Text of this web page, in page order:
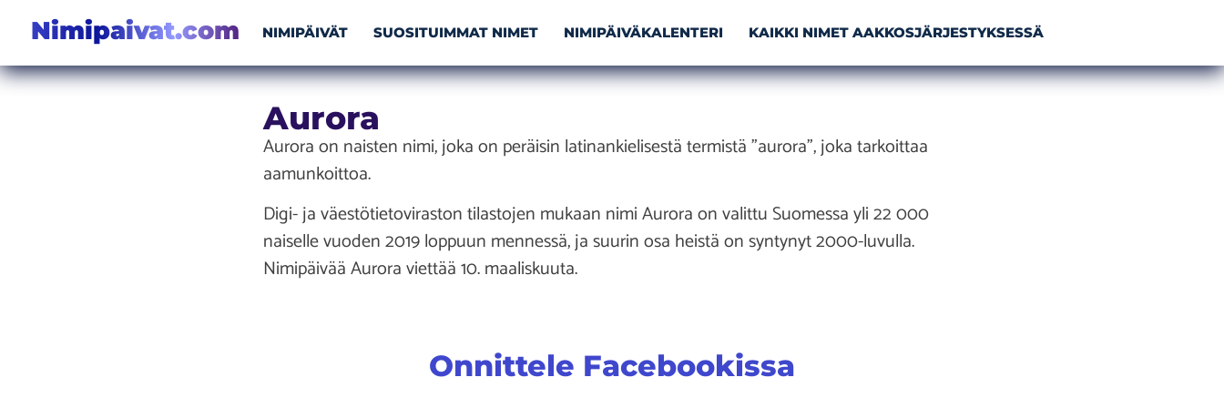
Nimipaivat.com NIMIPÄIVÄT SUOSITUIMMAT NIMET NIMIPÄIVÄKALENTERI KAIKKI NIMET AAKKOSJÄRJESTYKSESSÄ
Aurora
Aurora on naisten nimi, joka on peräisin latinankielisestä termistä ”aurora”, joka tarkoittaa
aamunkoittoa.
Digi- ja väestötietoviraston tilastojen mukaan nimi Aurora on valittu Suomessa yli 22 000
naiselle vuoden 2019 loppuun mennessä, ja suurin osa heistä on syntynyt 2000-luvulla.
Nimipäivää Aurora viettää 10. maaliskuuta.
Onnittele Facebookissa